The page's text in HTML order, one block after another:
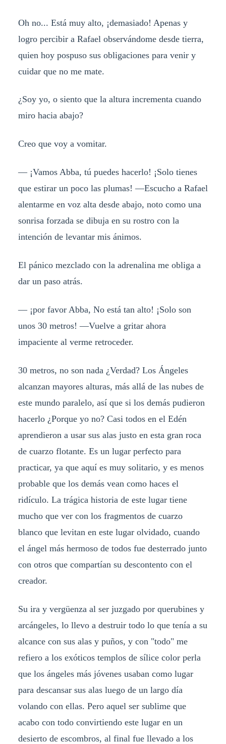
Oh no... Está muy alto, ¡demasiado! Apenas y
logro percibir a Rafael observándome desde tierra,
quien hoy pospuso sus obligaciones para venir y
cuidar que no me mate.
¿Soy yo, o siento que la altura incrementa cuando
miro hacia abajo?
Creo que voy a vomitar.
— ¡Vamos Abba, tú puedes hacerlo! ¡Solo tienes
que estirar un poco las plumas! —Escucho a Rafael
alentarme en voz alta desde abajo, noto como una
sonrisa forzada se dibuja en su rostro con la
intención de levantar mis ánimos.
El pánico mezclado con la adrenalina me obliga a
dar un paso atrás.
— ¡por favor Abba, No está tan alto! ¡Solo son
unos 30 metros! —Vuelve a gritar ahora
impaciente al verme retroceder.
30 metros, no son nada ¿Verdad? Los Ángeles
alcanzan mayores alturas, más allá de las nubes de
este mundo paralelo, así que si los demás pudieron
hacerlo ¿Porque yo no? Casi todos en el Edén
aprendieron a usar sus alas justo en esta gran roca
de cuarzo flotante. Es un lugar perfecto para
practicar, ya que aquí es muy solitario, y es menos
probable que los demás vean como haces el
ridículo. La trágica historia de este lugar tiene
mucho que ver con los fragmentos de cuarzo
blanco que levitan en este lugar olvidado, cuando
el ángel más hermoso de todos fue desterrado junto
con otros que compartían su descontento con el
creador.
Su ira y vergüenza al ser juzgado por querubines y
arcángeles, lo llevo a destruir todo lo que tenía a su
alcance con sus alas y puños, y con "todo" me
refiero a los exóticos templos de sílice color perla
que los ángeles más jóvenes usaban como lugar
para descansar sus alas luego de un largo día
volando con ellas. Pero aquel ser sublime que
acabo con todo convirtiendo este lugar en un
desierto de escombros, al final fue llevado a los